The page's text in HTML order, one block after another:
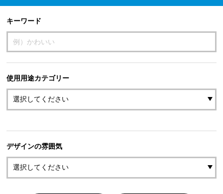
キーワード
使用用途カテゴリー
デザインの雰囲気